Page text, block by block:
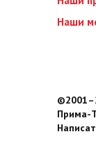
Наши
Прима-